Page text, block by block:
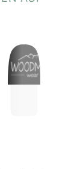
von
dass das
tierischen